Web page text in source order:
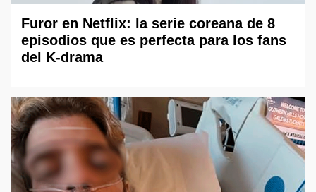
Furor en Netflix: la serie coreana de 8
episodios que es perfecta para los fans
del K-drama